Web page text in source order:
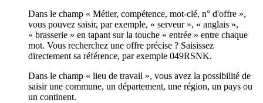
Dans le champ « Métier, compétence, mot-clé, n° d'offre »,
vous pouvez saisir, par exemple, « serveur », « anglais »,
« brasserie » en tapant sur la touche « entrée » entre chaque
mot. Vous recherchez une offre précise ? Saisissez
directement sa référence, par exemple 049RSNK.
Dans le champ « lieu de travail », vous avez la possibilité de
saisir une commune, un département, une région, un pays ou
un continent.